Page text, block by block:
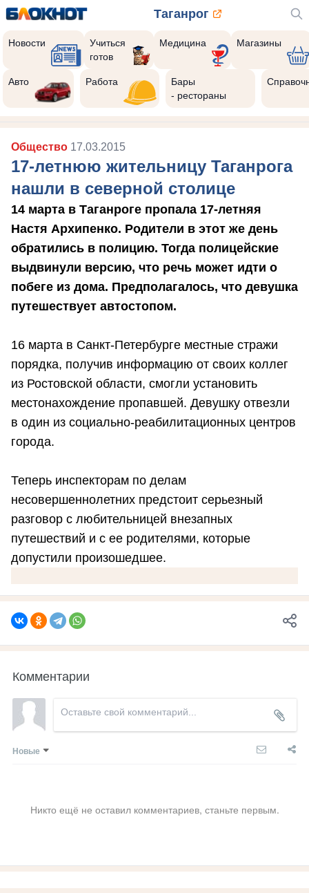
Таганрог
Новости
Учиться
готов
Медицина Магазины
Авто Работа
Бары
- рестораны
Общество 17.03.2015
17-летнюю жительницу Таганрога
нашли в северной столице
14 марта в Таганроге пропала 17-летняя
Настя Архипенко. Родители в этот же день
обратились в полицию. Тогда полицейские
выдвинули версию, что речь может идти о
побеге из дома. Предполагалось, что девушка
путешествует автостопом.
16 марта в Санкт-Петербурге местные стражи
порядка, получив информацию от своих коллег
из Ростовской области, смогли установить
местонахождение пропавшей. Девушку отвезли
в один из социально-реабилитационных центров
города.
Теперь инспекторам по делам
несовершеннолетних предстоит серьезный
разговор с любительницей внезапных
путешествий и с ее родителями, которые
допустили произошедшее.
Комментарии
Новые
Никто ещё не оставил комментариев, станьте первым.